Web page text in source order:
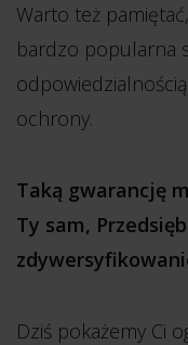
Warto też
bardzo popularna
ochrony.
Taką gwarancję
Ty sam,
Dziś pokażemy Ci